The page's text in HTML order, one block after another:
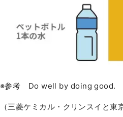
※参考 Do well by doing good.
（三菱ケミカル・クリンスイと東